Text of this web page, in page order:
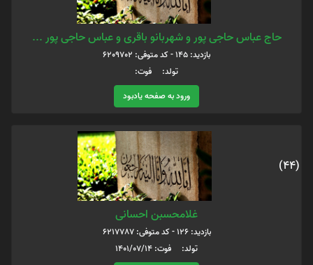
حاج عباس حاجی پور و شهربانو باقری و عباس حاجی پور ...
بازدید: 145 - کد متوفی: 6209702
تولد: فوت:
ورود به صفحه یادبود
(44)
غلامحسبن احسانی
بازدید: 126 - کد متوفی: 6217787
تولد: فوت: 1401/07/14